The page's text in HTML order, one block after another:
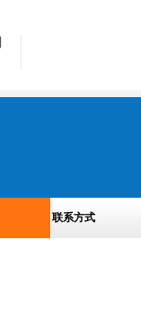
联系方式